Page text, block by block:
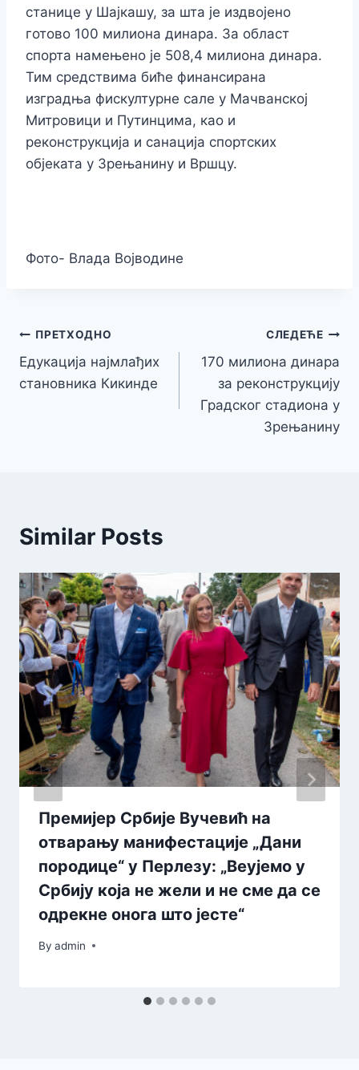
станице у Шајкашу, за шта је издвојено
готово 100 милиона динара. За област
спорта намењено је 508,4 милиона динара.
Тим средствима биће финансирана
изградња фискултурне сале у Мачванској
Митровици и Путинцима, као и
реконструкција и санација спортских
објеката у Зрењанину и Вршцу.
Фото- Влада Војводине
Кретање
чланка
ПРЕТХОДНО
Едукација најмлађих
становника Кикинде
СЛЕДЕЋЕ
170 милиона динара
за реконструкцију
Градског стадиона у
Зрењанину
Similar Posts
Премијер Србије Вучевић на
отварању манифестације „Дани
породице“ у Перлезу: „Веујемо у
Србију која не жели и не сме да се
одрекне онога што јесте“
By admin